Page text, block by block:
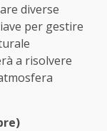
diverse
per gestire
a risolvere